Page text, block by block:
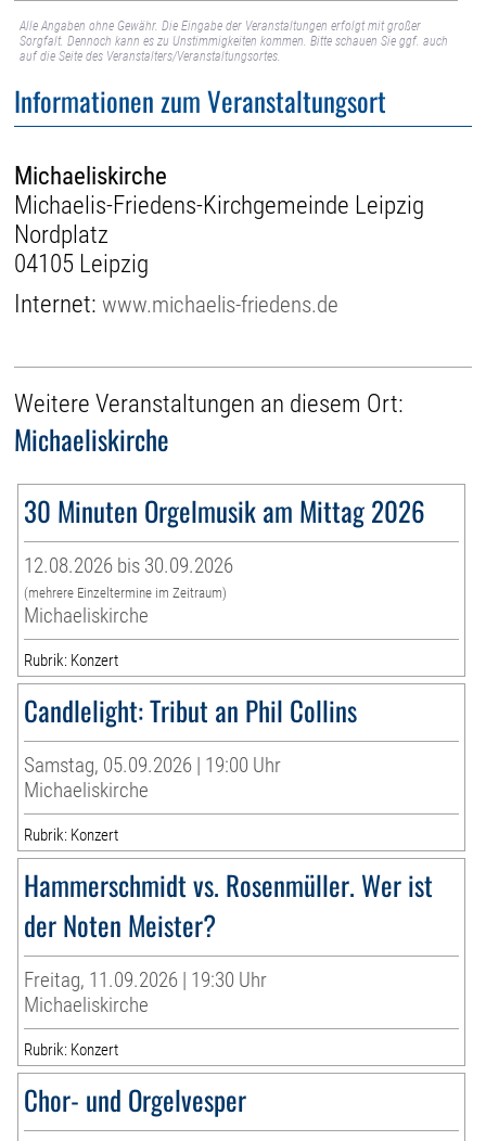
Alle Angaben ohne Gewähr. Die Eingabe der Veranstaltungen erfolgt mit großer
Sorgfalt. Dennoch kann es zu Unstimmigkeiten kommen. Bitte schauen Sie ggf. auch
auf die Seite des Veranstalters/Veranstaltungsortes.
Informationen zum Veranstaltungsort
Michaeliskirche
Michaelis-Friedens-Kirchgemeinde Leipzig
Nordplatz
04105 Leipzig
Internet:www.michaelis-friedens.de
Weitere Veranstaltungen an diesem Ort:
Michaeliskirche
30 Minuten Orgelmusik am Mittag 2026
12.08.2026 bis 30.09.2026
(mehrere Einzeltermine im Zeitraum)
Michaeliskirche
Rubrik: Konzert
Candlelight: Tribut an Phil Collins
Samstag, 05.09.2026 | 19:00 Uhr
Michaeliskirche
Rubrik: Konzert
Hammerschmidt vs. Rosenmüller. Wer ist
der Noten Meister?
Freitag, 11.09.2026 | 19:30 Uhr
Michaeliskirche
Rubrik: Konzert
Chor- und Orgelvesper